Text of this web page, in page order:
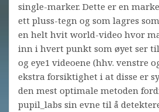
single-marker. Dette er en
ett pluss-tegn og som lagres
en helt hvit world-video hvor
inn i hvert punkt som øyet ser
og eye1 videoene (hhv. venstre
ekstra forsiktighet i at disse er
den mest optimale metoden
pupil_labs sin evne til å